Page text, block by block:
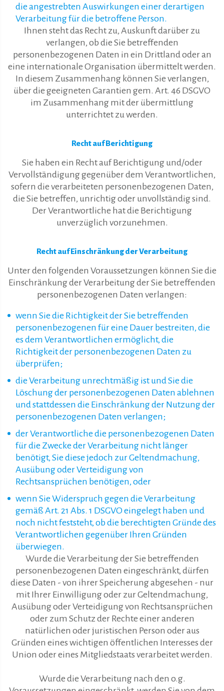
die angestrebten Auswirkungen einer derartigen
Verarbeitung für die betroffene Person.
Ihnen steht das Recht zu, Auskunft darüber zu
verlangen, ob die Sie betreffenden
personenbezogenen Daten in ein Drittland oder an
eine internationale Organisation übermittelt werden.
In diesem Zusammenhang können Sie verlangen,
über die geeigneten Garantien gem. Art. 46 DSGVO
im Zusammenhang mit der übermittlung
unterrichtet zu werden.
Recht auf Berichtigung
Sie haben ein Recht auf Berichtigung und/oder
Vervollständigung gegenüber dem Verantwortlichen,
sofern die verarbeiteten personenbezogenen Daten,
die Sie betreffen, unrichtig oder unvollständig sind.
Der Verantwortliche hat die Berichtigung
unverzüglich vorzunehmen.
Recht auf Einschränkung der Verarbeitung
Unter den folgenden Voraussetzungen können Sie die
Einschränkung der Verarbeitung der Sie betreffenden
personenbezogenen Daten verlangen:
wenn Sie die Richtigkeit der Sie betreffenden
personenbezogenen für eine Dauer bestreiten, die
es dem Verantwortlichen ermöglicht, die
Richtigkeit der personenbezogenen Daten zu
überprüfen;
die Verarbeitung unrechtmäßig ist und Sie die
Löschung der personenbezogenen Daten ablehnen
und stattdessen die Einschränkung der Nutzung der
personenbezogenen Daten verlangen;
der Verantwortliche die personenbezogenen Daten
für die Zwecke der Verarbeitung nicht länger
benötigt, Sie diese jedoch zur Geltendmachung,
Ausübung oder Verteidigung von
Rechtsansprüchen benötigen, oder
wenn Sie Widerspruch gegen die Verarbeitung
gemäß Art. 21 Abs. 1 DSGVO eingelegt haben und
noch nicht feststeht, ob die berechtigten Gründe des
Verantwortlichen gegenüber Ihren Gründen
überwiegen.
Wurde die Verarbeitung der Sie betreffenden
personenbezogenen Daten eingeschränkt, dürfen
diese Daten - von ihrer Speicherung abgesehen - nur
mit Ihrer Einwilligung oder zur Geltendmachung,
Ausübung oder Verteidigung von Rechtsansprüchen
oder zum Schutz der Rechte einer anderen
natürlichen oder juristischen Person oder aus
Gründen eines wichtigen öffentlichen Interesses der
Union oder eines Mitgliedstaats verarbeitet werden.
Wurde die Verarbeitung nach den o.g.